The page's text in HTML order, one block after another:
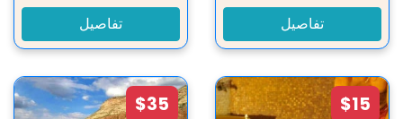
تفاصيل تفاصيل
$15
$35